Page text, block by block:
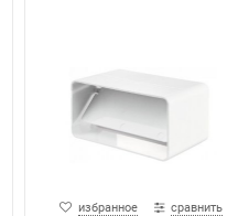
избранное сравнить